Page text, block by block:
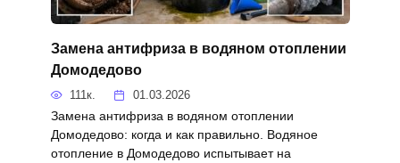
Замена антифриза в водяном отоплении
Домодедово
111к. 01.03.2026
Замена антифриза в водяном отоплении
Домодедово: когда и как правильно. Водяное
отопление в Домодедово испытывает на